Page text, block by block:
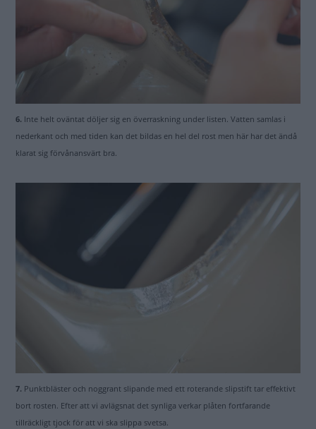
6. Inte helt oväntat döljer sig en överraskning under listen. Vatten samlas i
nederkant och med tiden kan det bildas en hel del rost men här har det ändå
klarat sig förvånansvärt bra.
7. Punktbläster och noggrant slipande med ett roterande slipstift tar effektivt
bort rosten. Efter att vi avlägsnat det synliga verkar plåten fortfarande
tillräckligt tjock för att vi ska slippa svetsa.